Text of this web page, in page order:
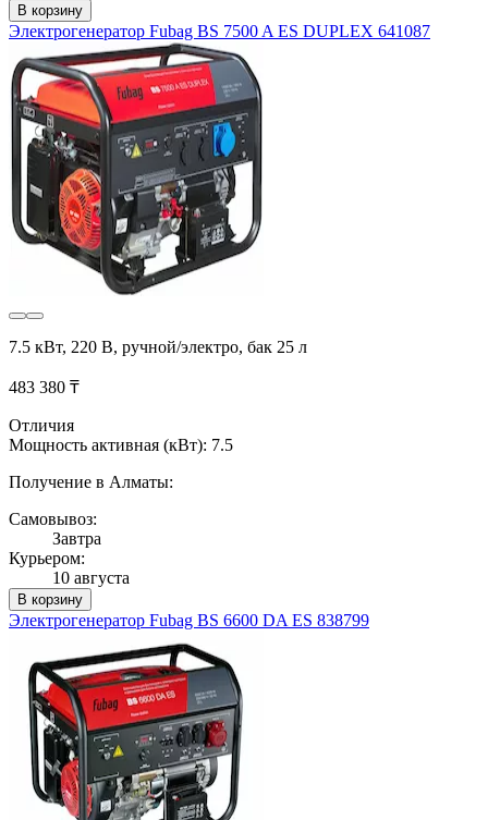
В корзину
Электрогенератор Fubag BS 7500 A ES DUPLEX 641087
7.5 кВт, 220 В, ручной/электро, бак 25 л
483 380 ₸
Отличия
Мощность активная (кВт): 7.5
Получение в Алматы:
Самовывоз:
Завтра
Курьером:
10 августа
В корзину
Электрогенератор Fubag BS 6600 DA ES 838799